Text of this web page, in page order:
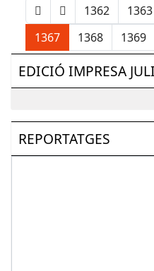
1362 1363
1367
1368 1369
EDICIÓ IMPRESA
REPORTATGES